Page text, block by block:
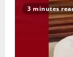
3 minutes